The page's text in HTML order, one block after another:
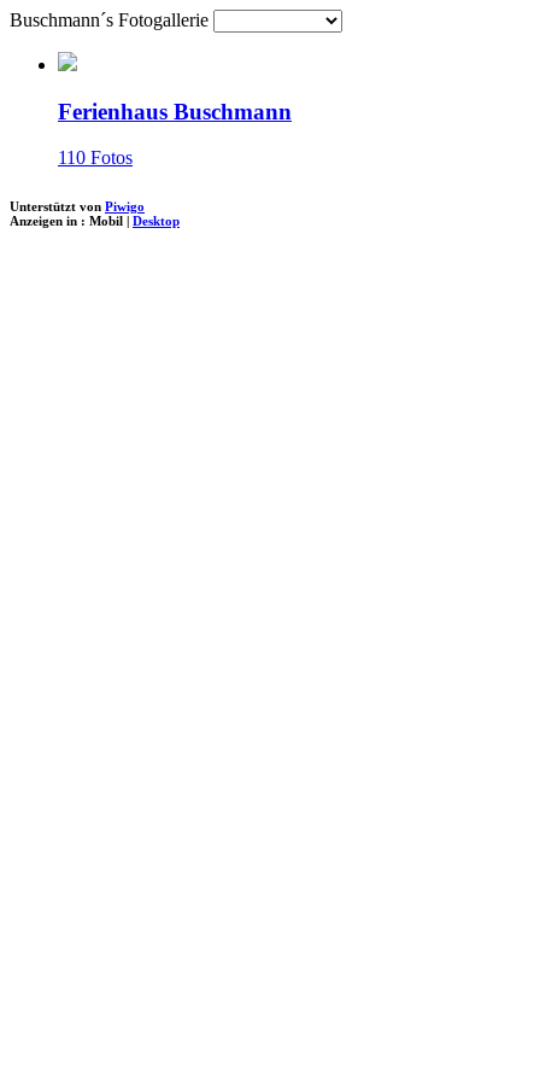
Buschmann´s Fotogallerie
Ferienhaus Buschmann
110 Fotos
Unterstützt von Piwigo
Anzeigen in : Mobil Desktop